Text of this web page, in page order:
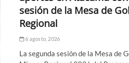
sesión de la Mesa de
Regional
6 agosto, 2026
La segunda sesión de la Mesa de